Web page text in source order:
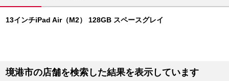
13インチiPad Air（M2） 128GB スペースグレイ
境港市の店舗を検索した結果を表示しています